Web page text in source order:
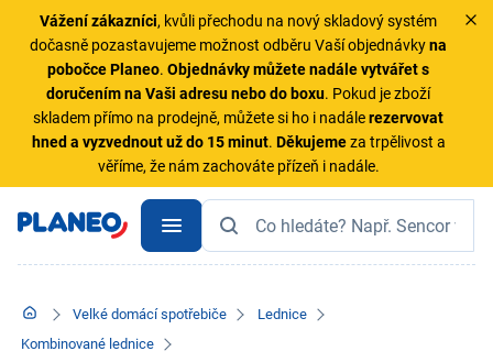
Vážení zákazníci, kvůli přechodu na nový skladový systém
dočasně pozastavujeme možnost odběru Vaší objednávkyna
pobočce Planeo.Objednávky můžete nadále vytvářet s
doručením na Vaši adresu nebo do boxu. Pokud je zboží
skladem přímo na prodejně, můžete si ho i nadálerezervovat
hned a vyzvednout už do 15 minut. Děkujemeza trpělivost a
věříme, že nám zachováte přízeň i nadále.
Velké domácí spotřebiče
Lednice
Kombinované lednice